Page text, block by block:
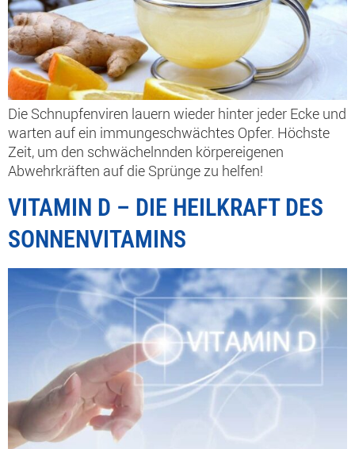
Die Schnupfenviren lauern wieder hinter jeder Ecke und
warten auf ein immungeschwächtes Opfer. Höchste
Zeit, um den schwächelnnden körpereigenen
Abwehrkräften auf die Sprünge zu helfen!
VITAMIN D – DIE HEILKRAFT DES
SONNENVITAMINS